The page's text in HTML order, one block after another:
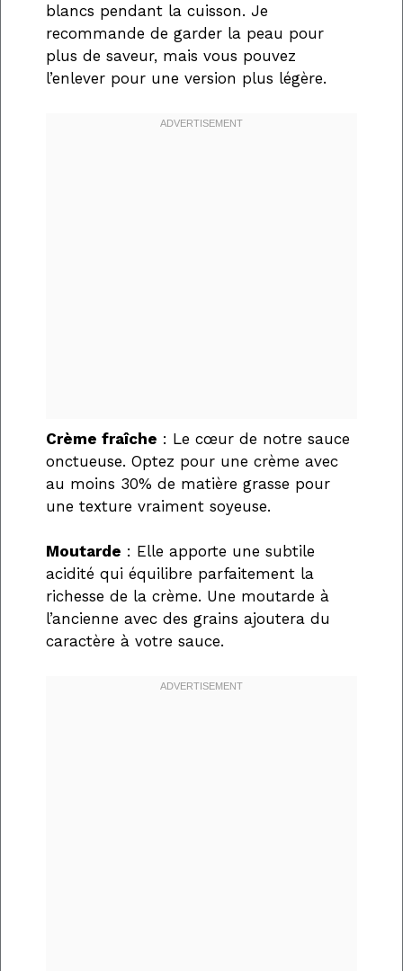
blancs pendant la cuisson. Je
recommande de garder la peau pour
plus de saveur, mais vous pouvez
l’enlever pour une version plus légère.
Crème fraîche : Le cœur de notre sauce
onctueuse. Optez pour une crème avec
au moins 30% de matière grasse pour
une texture vraiment soyeuse.
Moutarde : Elle apporte une subtile
acidité qui équilibre parfaitement la
richesse de la crème. Une moutarde à
l’ancienne avec des grains ajoutera du
caractère à votre sauce.